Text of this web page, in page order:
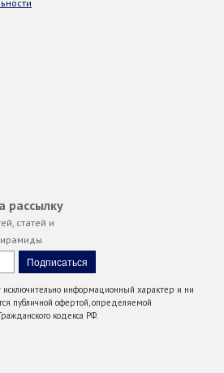
рассылку
статей и
информационный характер и ни
публичной офертой, определяемой
кодекса РФ.